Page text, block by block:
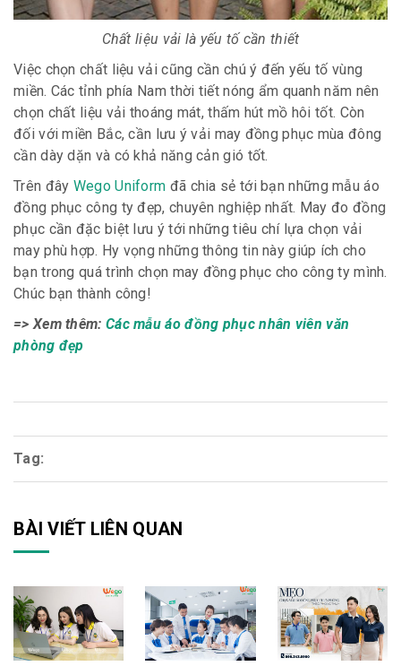
Chất liệu vải là yếu tố cần thiết
Việc chọn chất liệu vải cũng cần chú ý đến yếu tố vùng
miền. Các tỉnh phía Nam thời tiết nóng ẩm quanh năm nên
chọn chất liệu vải thoáng mát, thấm hút mồ hôi tốt. Còn
đối với miền Bắc, cần lưu ý vải may đồng phục mùa đông
cần dày dặn và có khả năng cản gió tốt.
Trên đây Wego Uniform đã chia sẻ tới bạn những mẫu áo
đồng phục công ty đẹp, chuyên nghiệp nhất. May đo đồng
phục cần đặc biệt lưu ý tới những tiêu chí lựa chọn vải
may phù hợp. Hy vọng những thông tin này giúp ích cho
bạn trong quá trình chọn may đồng phục cho công ty mình.
Chúc bạn thành công!
=> Xem thêm: Các mẫu áo đồng phục nhân viên văn
phòng đẹp
Tag:
BÀI VIẾT LIÊN QUAN